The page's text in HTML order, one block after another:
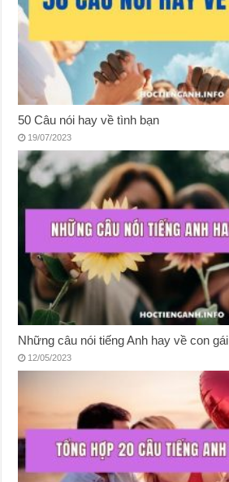
50 Câu nói hay về tình bạn
19/07/2023
Những câu nói tiếng Anh hay về con gái
12/05/2023